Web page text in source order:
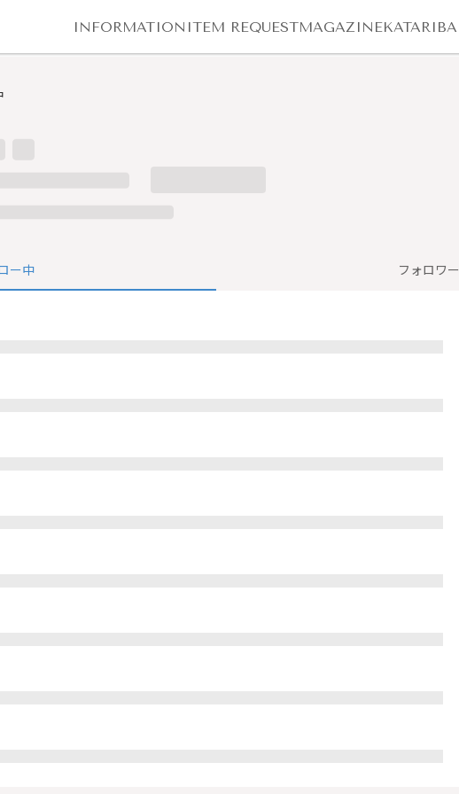
INFORMATION ITEM REQUESTMAGAZINEKATARIBA
ー中 フォロワー